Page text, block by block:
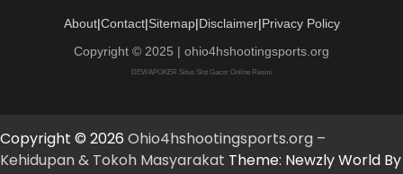
About|Contact|Sitemap|Disclaimer|Privacy Policy
Copyright © 2025 | ohio4hshootingsports.org
DEWAPOKER Situs Slot Gacor Online Resmi
Copyright © 2026 Ohio4hshootingsports.org –
Kehidupan & Tokoh Masyarakat Theme: Newzly World By